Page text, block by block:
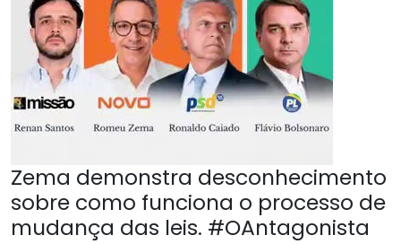
Zema demonstra desconhecimento
sobre como funciona o processo de
mudança das leis. #OAntagonista